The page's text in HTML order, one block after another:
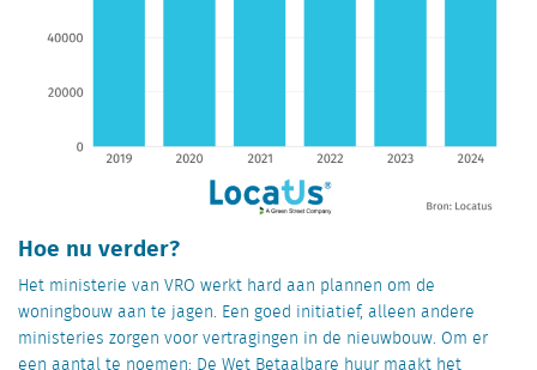
Hoe nu verder?
Het ministerie van VRO werkt hard aan plannen om de
woningbouw aan te jagen. Een goed initiatief,alleen andere
ministeries zorgen voor vertragingen in de nieuwbouw. Om er